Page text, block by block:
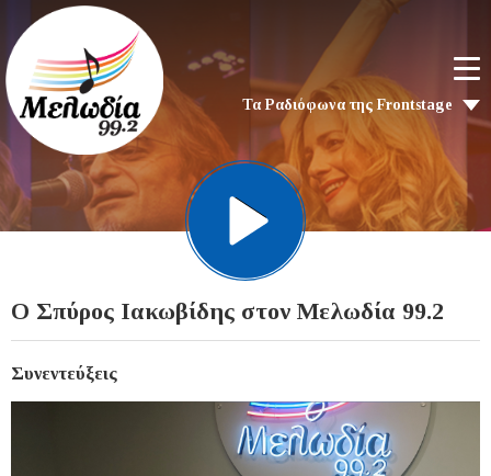
Τα Ραδιόφωνα της Frontstage
O Σπύρος Ιακωβίδης στον Μελωδία 99.2
Συνεντεύξεις